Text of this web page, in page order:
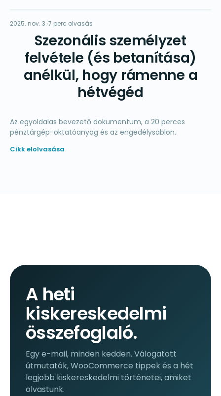
CSAPAT
TS
2025. nov. 3. 7 perc olvasás
Szezonális személyzet
felvétele (és betanítása)
anélkül, hogy rámenne a
hétvégéd
Az egyoldalas bevezető dokumentum, a 20 perces
pénztárgép-oktatóanyag és az engedélysablon.
Cikk elolvasása
A heti
kiskereskedelmi
összefoglaló.
Egy e-mail, minden kedden. Válogatott
útmutatók, WooCommerce tippek és a hét
legjobb kiskereskedelmi történetei, amiket
olvastunk.